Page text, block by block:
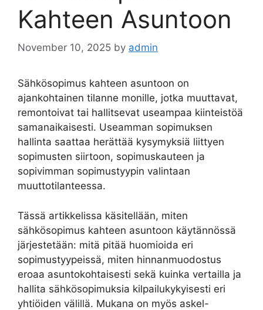
Kahteen Asuntoon
November 10, 2025 by admin
Sähkösopimus kahteen asuntoon on
ajankohtainen tilanne monille, jotka muuttavat,
remontoivat tai hallitsevat useampaa kiinteistöä
samanaikaisesti. Useamman sopimuksen
hallinta saattaa herättää kysymyksiä liittyen
sopimusten siirtoon, sopimuskauteen ja
sopivimman sopimustyypin valintaan
muuttotilanteessa.
Tässä artikkelissa käsitellään, miten
sähkösopimus kahteen asuntoon käytännössä
järjestetään: mitä pitää huomioida eri
sopimustyypeissä, miten hinnanmuodostus
eroaa asuntokohtaisesti sekä kuinka vertailla ja
hallita sähkösopimuksia kilpailukykyisesti eri
yhtiöiden välillä. Mukana on myös askel-